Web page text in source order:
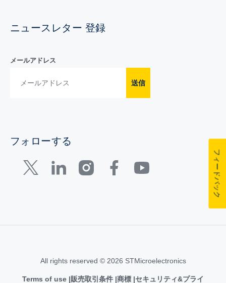
ニュースレター 登録
メールアドレス
送信
フォローする
All rights reserved © 2026 STMicroelectronics
Terms of use 販売取引条件 商標 セキュリティ&プライ
フィードバック